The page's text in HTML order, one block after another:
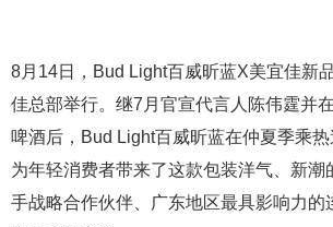
8月14日，Bud Light百威昕蓝X美宜佳新
佳总部举行。继7月官宣代言人陈伟霆并
啤酒后，Bud Light百威昕蓝在仲夏季乘热
为年轻消费者带来了这款包装洋气、新潮
手战略合作伙伴、广东地区最具影响力的